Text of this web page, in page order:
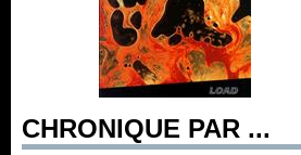
CHRONIQUE PAR ...